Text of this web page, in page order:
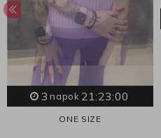
3 napok 21:23:00
ONE SIZE